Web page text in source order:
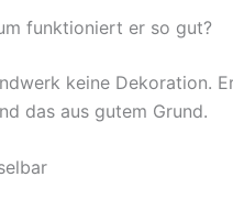
funktioniert er so gut?
keine Dekoration.
das aus gutem Grund.